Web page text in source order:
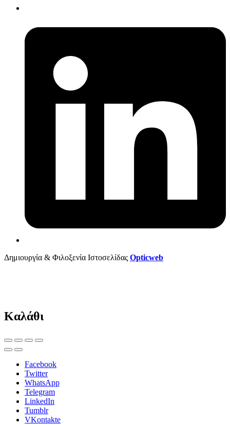
Δημιουργία & Φιλοξενία Ιστοσελίδας Opticweb
Καλάθι
Facebook
Twitter
WhatsApp
Telegram
LinkedIn
Tumblr
VKontakte